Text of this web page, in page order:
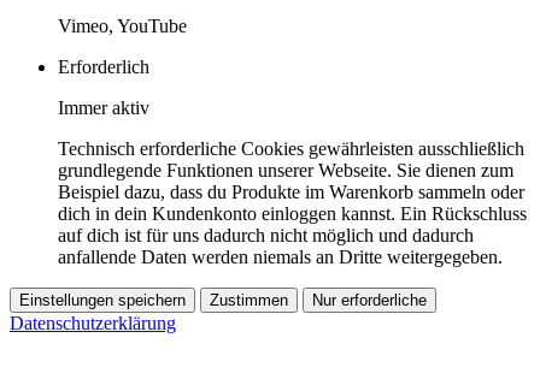
Vimeo, YouTube
Erforderlich
Immer aktiv
Technisch erforderliche Cookies gewährleisten ausschließlich
grundlegende Funktionen unserer Webseite. Sie dienen zum
Beispiel dazu, dass du Produkte im Warenkorb sammeln oder
dich in dein Kundenkonto einloggen kannst. Ein Rückschluss
auf dich ist für uns dadurch nicht möglich und dadurch
anfallende Daten werden niemals an Dritte weitergegeben.
Einstellungen speichern Zustimmen Nur erforderliche
Datenschutzerklärung